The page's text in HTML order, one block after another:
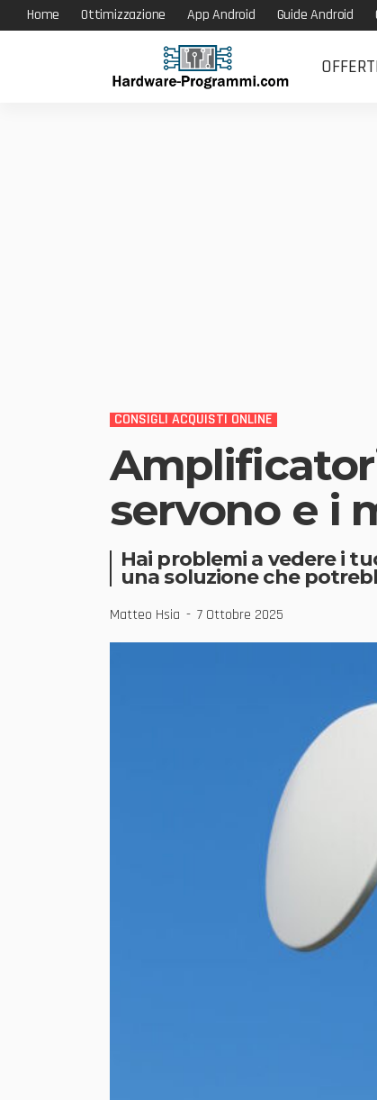
Home Ottimizzazione App Android Guide Android
CONSIGLI ACQUISTI ONLINE
servono e i
Hai problemi a vedere i
una soluzione che
Matteo Hsia 7 Ottobre 2025